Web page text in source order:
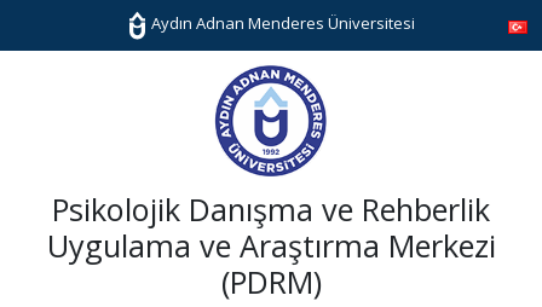
Aydın Adnan Menderes Üniversitesi
Psikolojik Danışma ve Rehberlik
Uygulama ve Araştırma Merkezi
(PDRM)